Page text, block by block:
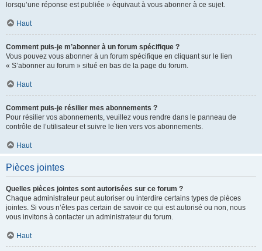
lorsqu’une réponse est publiée » équivaut à vous abonner à ce sujet.
Haut
Comment puis-je m’abonner à un forum spécifique ?
Vous pouvez vous abonner à un forum spécifique en cliquant sur le lien
« S’abonner au forum » situé en bas de la page du forum.
Haut
Comment puis-je résilier mes abonnements ?
Pour résilier vos abonnements, veuillez vous rendre dans le panneau de
contrôle de l’utilisateur et suivre le lien vers vos abonnements.
Haut
Pièces jointes
Quelles pièces jointes sont autorisées sur ce forum ?
Chaque administrateur peut autoriser ou interdire certains types de pièces
jointes. Si vous n’êtes pas certain de savoir ce qui est autorisé ou non, nous
vous invitons à contacter un administrateur du forum.
Haut